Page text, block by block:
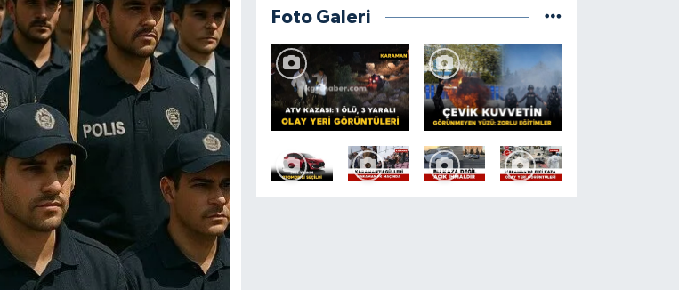
Foto Galeri